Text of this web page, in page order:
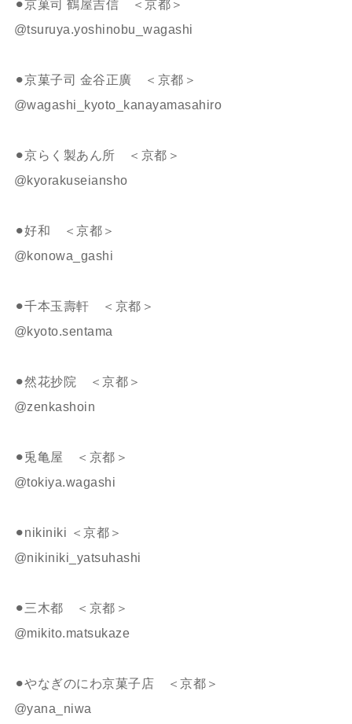
⚫︎京菓司 鶴屋吉信 ＜京都＞
@tsuruya.yoshinobu_wagashi
⚫︎京菓子司 金谷正廣 ＜京都＞
@wagashi_kyoto_kanayamasahiro
⚫︎京らく製あん所 ＜京都＞
@kyorakuseiansho
⚫︎好和 ＜京都＞
@konowa_gashi
⚫︎千本玉壽軒 ＜京都＞
@kyoto.sentama
⚫︎然花抄院 ＜京都＞
@zenkashoin
⚫︎兎亀屋 ＜京都＞
@tokiya.wagashi
⚫︎nikiniki ＜京都＞
@nikiniki_yatsuhashi
⚫︎三木都 ＜京都＞
@mikito.matsukaze
⚫︎やなぎのにわ京菓子店 ＜京都＞
@yana_niwa